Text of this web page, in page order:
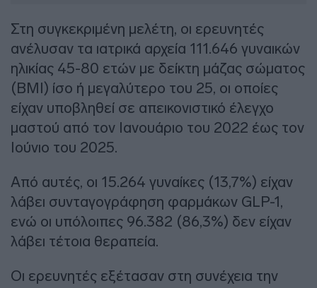
Στη συγκεκριμένη μελέτη, οι ερευνητές
ανέλυσαν τα ιατρικά αρχεία 111.646 γυναικών
ηλικίας 45-80 ετών με δείκτη μάζας σώματος
(BMI) ίσο ή μεγαλύτερο του 25, οι οποίες
είχαν υποβληθεί σε απεικονιστικό έλεγχο
μαστού από τον Ιανουάριο του 2022 έως τον
Ιούνιο του 2025.
Από αυτές, οι 15.264 γυναίκες (13,7%) είχαν
λάβει συνταγογράφηση φαρμάκων GLP-1,
ενώ οι υπόλοιπες 96.382 (86,3%) δεν είχαν
λάβει τέτοια θεραπεία.
Οι ερευνητές εξέτασαν στη συνέχεια την